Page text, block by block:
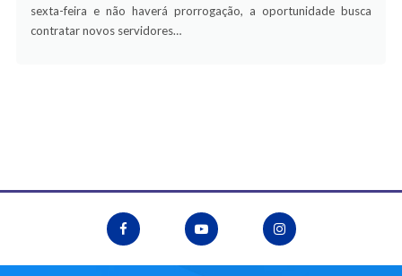
sexta-feira e não haverá prorrogação, a oportunidade busca
contratar novos servidores…